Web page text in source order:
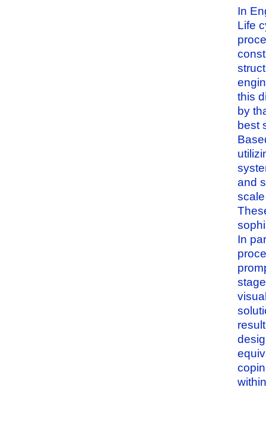
In
Life
this
by
best
and
In